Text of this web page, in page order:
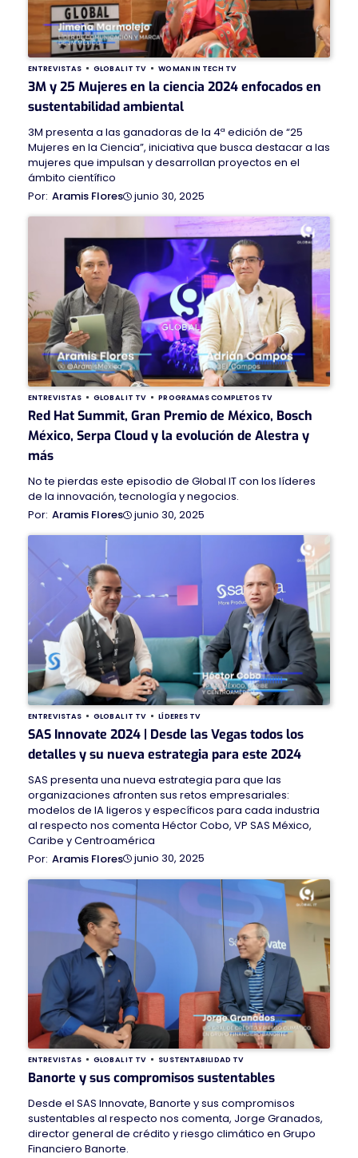
ENTREVISTAS GLOBAL IT TV WOMAN IN TECH TV
3M y 25 Mujeres en la ciencia 2024 enfocados en
sustentabilidad ambiental
3M presenta a las ganadoras de la 4ª edición de “25
Mujeres en la Ciencia”, iniciativa que busca destacar a las
mujeres que impulsan y desarrollan proyectos en el
ámbito científico
Aramis Flores
junio 30, 2025
ENTREVISTAS GLOBAL IT TV PROGRAMAS COMPLETOS TV
Red Hat Summit, Gran Premio de México, Bosch
México, Serpa Cloud y la evolución de Alestra y
más
No te pierdas este episodio de Global IT con los líderes
de la innovación, tecnología y negocios.
Aramis Flores
junio 30, 2025
ENTREVISTAS GLOBAL IT TV LÍDERES TV
SAS Innovate 2024 | Desde las Vegas todos los
detalles y su nueva estrategia para este 2024
SAS presenta una nueva estrategia para que las
organizaciones afronten sus retos empresariales:
modelos de IA ligeros y específicos para cada industria
al respecto nos comenta Héctor Cobo, VP SAS México,
Caribe y Centroamérica
Aramis Flores
junio 30, 2025
ENTREVISTAS GLOBAL IT TV SUSTENTABILIDAD TV
Banorte y sus compromisos sustentables
Desde el SAS Innovate, Banorte y sus compromisos
sustentables al respecto nos comenta, Jorge Granados,
director general de crédito y riesgo climático en Grupo
Financiero Banorte.